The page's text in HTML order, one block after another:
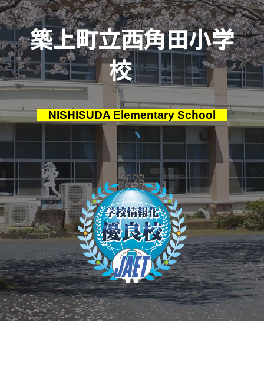
築上町立西角田小学
校
NISHISUDA Elementary School